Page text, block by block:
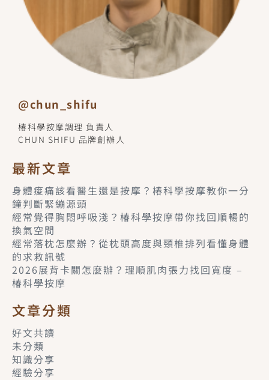
@chun_shifu
椿科學按摩調理 負責人
CHUN SHIFU 品牌創辦人
最新文章
身體痠痛該看醫生還是按摩？椿科學按摩教你一分
鐘判斷緊繃源頭
經常覺得胸悶呼吸淺？椿科學按摩帶你找回順暢的
換氣空間
經常落枕怎麼辦？從枕頭高度與頸椎排列看懂身體
的求救訊號
2026展背卡關怎麼辦？理順肌肉張力找回寬度 –
椿科學按摩
文章分類
好文共讀
未分類
知識分享
經驗分享